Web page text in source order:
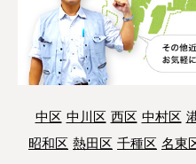
中区 中川区 西区 中村区
昭和区 熱田区 千種区 名東